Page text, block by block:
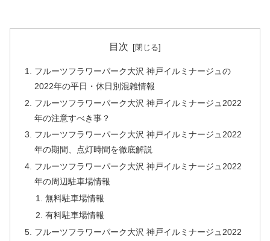
目次
フルーツフラワーパーク大沢 神戸イルミナージュの
2022年の平日・休日別混雑情報
フルーツフラワーパーク大沢 神戸イルミナージュ2022
年の注意すべき事？
フルーツフラワーパーク大沢 神戸イルミナージュ2022
年の期間、点灯時間を徹底解説
フルーツフラワーパーク大沢 神戸イルミナージュ2022
年の周辺駐車場情報
無料駐車場情報
有料駐車場情報
フルーツフラワーパーク大沢 神戸イルミナージュ2022